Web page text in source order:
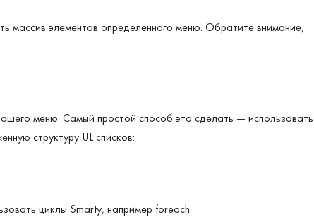
элементов определённого меню. Обратите внимание,
меню. Самый простой способ это сделать — использовать
структуру UL списков:
циклы Smarty, например foreach.